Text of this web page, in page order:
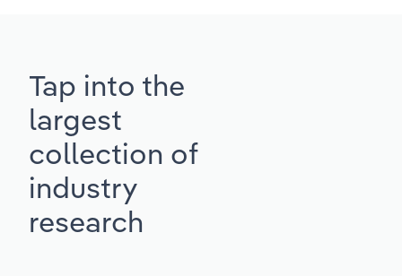
Tap into the
largest
collection of
industry
research